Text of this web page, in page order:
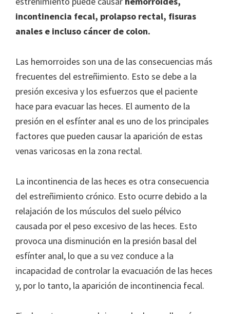
incontinencia fecal, prolapso rectal, fisuras
anales e incluso cáncer de colon.
Las hemorroides son una de las consecuencias más
frecuentes del estreñimiento. Esto se debe a la
presión excesiva y los esfuerzos que el paciente
hace para evacuar las heces. El aumento de la
presión en el esfínter anal es uno de los principales
factores que pueden causar la aparición de estas
venas varicosas en la zona rectal.
La incontinencia de las heces es otra consecuencia
del estreñimiento crónico. Esto ocurre debido a la
relajación de los músculos del suelo pélvico
causada por el peso excesivo de las heces. Esto
provoca una disminución en la presión basal del
esfínter anal, lo que a su vez conduce a la
incapacidad de controlar la evacuación de las heces
y, por lo tanto, la aparición de incontinencia fecal.